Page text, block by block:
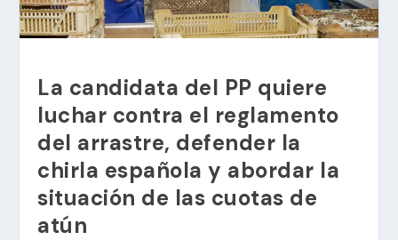
La candidata del PP quiere
luchar contra el reglamento
del arrastre, defender la
chirla española y abordar la
situación de las cuotas de
atún